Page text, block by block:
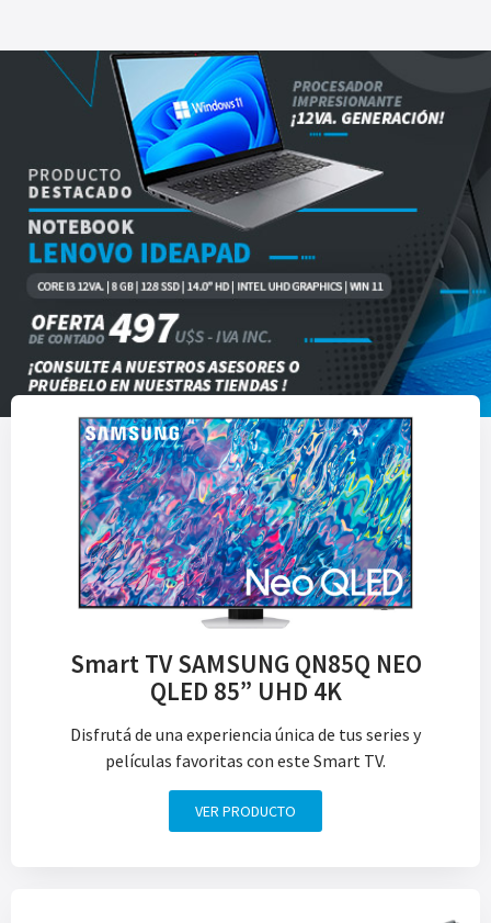
Smart TV SAMSUNG QN85Q NEO
QLED 85” UHD 4K
Disfrutá de una experiencia única de tus series y
películas favoritas con este Smart TV.
VER PRODUCTO